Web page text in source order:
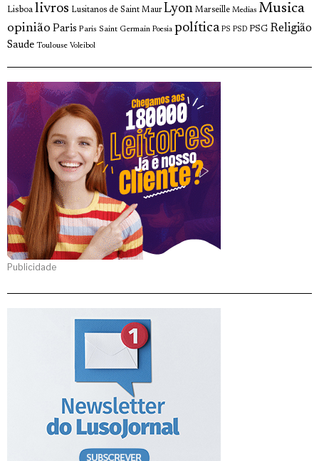
Lisboa livros Lusitanos de Saint Maur Lyon Marseille Medias Musica
opinião Paris Paris Saint Germain Poesia política PS PSD PSG Religião
Saude Toulouse Voleibol
Publicidade